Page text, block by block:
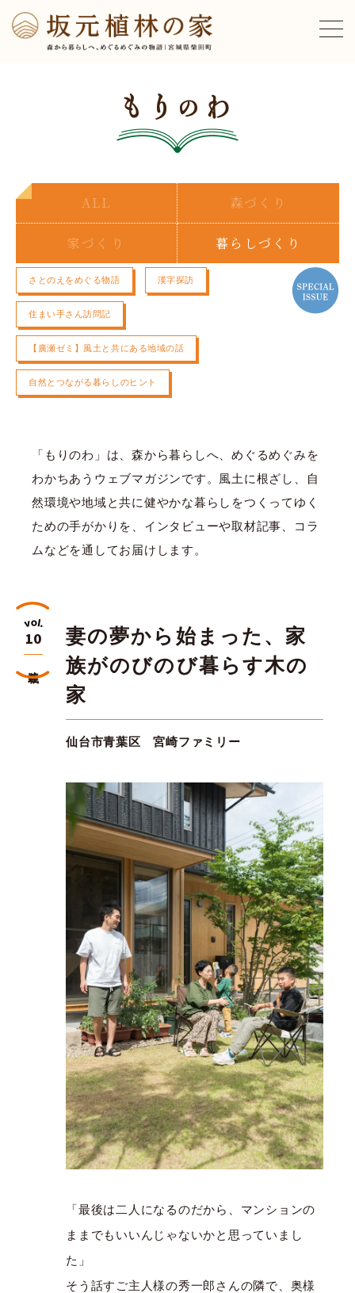
ALL 森づくり
家づくり 暮らしづくり
さとのえをめぐる物語 漢字探訪
住まい手さん訪問記
【廣瀬ゼミ】風土と共にある地域の話
自然とつながる暮らしのヒント
「もりのわ」は、森から暮らしへ、めぐるめぐみを
わかちあうウェブマガジンです。風土に根ざし、自
然環境や地域と共に健やかな暮らしをつくってゆく
ための手がかりを、インタビューや取材記事、コラ
ムなどを通してお届けします。
妻の夢から始まった、家
族がのびのび暮らす木の
家
仙台市青葉区 宮崎ファミリー
「最後は二人になるのだから、マンションの
ままでもいいんじゃないかと思っていまし
た」
そう話すご主人様の秀一郎さんの隣で、奥様
10